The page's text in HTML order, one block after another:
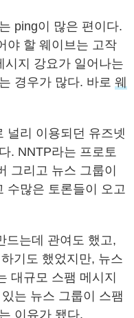
ping이 많은 편이다.
야 할 웨이브는 고작
시지 강요가 일어나는
경우가 많다. 바로 웨
널리 이용되던 유즈넷
. NNTP라는 프로토
그리고 뉴스 그룹이
수많은 토론들이 오고
드는데 관여도 했고,
기도 했었지만, 뉴스
대규모 스팸 메시지
는 뉴스 그룹이 스팸
이유가 됐다.